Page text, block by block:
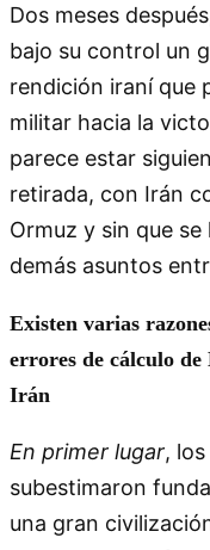
Dos meses
bajo su control un
rendición iraní que
militar hacia la
parece estar
retirada, con Irán
Ormuz y sin que
demás asuntos
Existen varias
errores de cálculo de
Irán
En primer lugar,
subestimaron
una gran